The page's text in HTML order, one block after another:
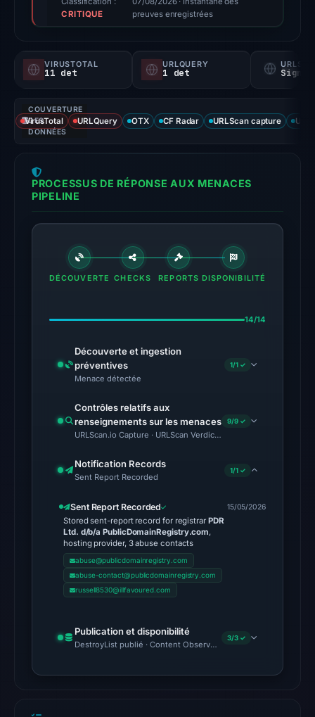
score,
probability).
Threat
signals:
11
VirusTotal
flagged
domain
on
17:00
UTC.
blocklists:
2
(MetaMask,
SEAL)
in
the
snapshot
from
Aug
7,
at
02:20
CRITIQUE
preuves enregistrées
VIRUSTOTAL
11 det
URLQUERY
1 det
COUVERTURE
DES
DONNÉES
VirusTotal URLQuery OTX CF Radar URLScan capture
PROCESSUS DE RÉPONSE AUX MENACES
PIPELINE
DÉCOUVERTE CHECKS REPORTS DISPONIBILITÉ
14/14
Découverte et ingestion
préventives
Menace détectée
1/1 ✓
Contrôles relatifs aux
renseignements sur les menaces
URLScan.io Capture · URLScan Verdict · Cloudflare Radar
9/9 ✓
Notification Records
Sent Report Recorded
1/1 ✓
Sent Report Recorded
Stored sent-report record for registrar PDR
Ltd. d/b/a PublicDomainRegistry.com,
hosting provider, 3 abuse contacts
abuse@publicdomainregistry.com
abuse-contact@publicdomainregistry.com
russell8530@illfavoured.com
15/05/2026
Publication et disponibilité
DestroyList publié · Content Observed Unavailable · Délai
3/3 ✓